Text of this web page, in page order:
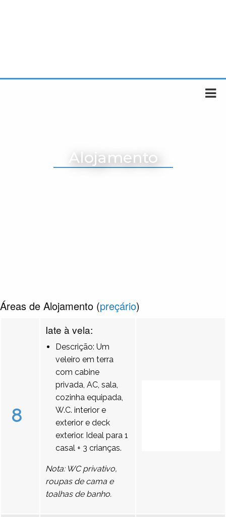
Alojamento
Áreas de Alojamento (preçário)
8
Iate à vela:
Descrição: Um
veleiro em terra
com cabine
privada, AC, sala,
cozinha equipada,
W.C. interior e
exterior e deck
exterior. Ideal para 1
casal + 3 crianças.
Nota: WC privativo,
roupas de cama e
toalhas de banho.